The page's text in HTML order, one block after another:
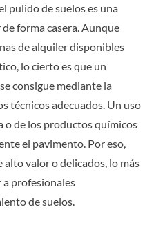
pulido de suelos es una
forma casera. Aunque
de alquiler disponibles
lo cierto es que un
consigue mediante la
técnicos adecuados. Un uso
o de los productos químicos
el pavimento. Por eso,
alto valor o delicados, lo más
profesionales
de suelos.